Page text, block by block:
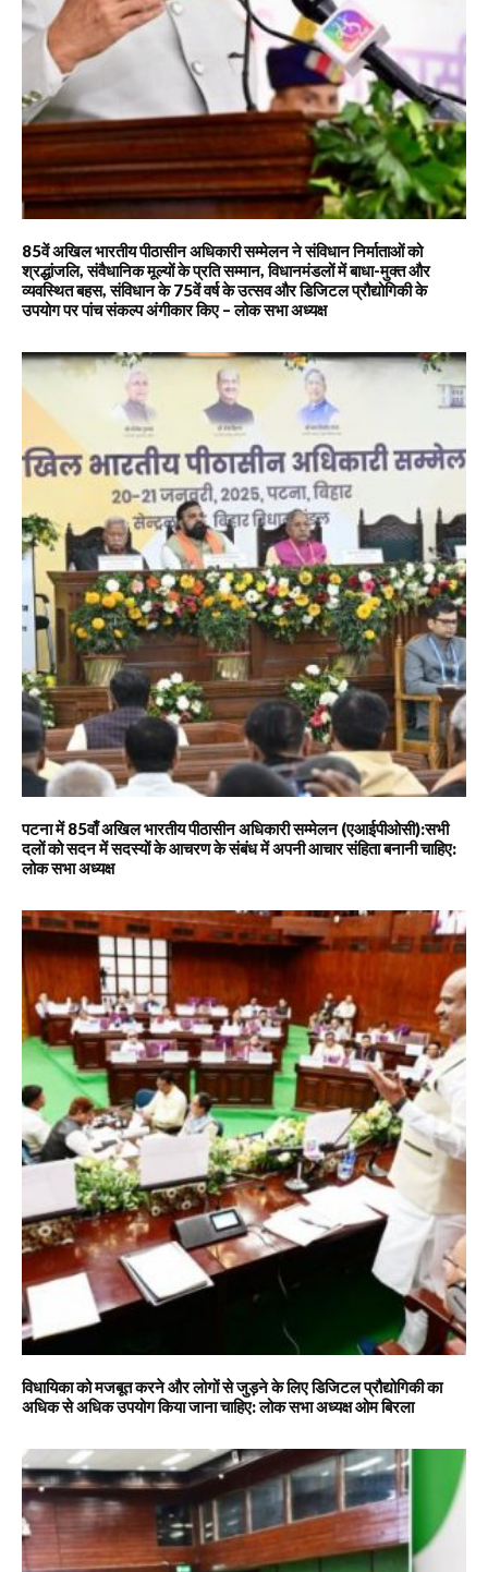
85वें अखिल भारतीय पीठासीन अधिकारी सम्मेलन ने संविधान निर्माताओं को
श्रद्धांजलि, संवैधानिक मूल्यों के प्रति सम्मान, विधानमंडलों में बाधा-मुक्त और
व्यवस्थित बहस, संविधान के 75वें वर्ष के उत्सव और डिजिटल प्रौद्योगिकी के
उपयोग पर पांच संकल्प अंगीकार किए – लोक सभा अध्यक्ष
पटना में 85वाँ अखिल भारतीय पीठासीन अधिकारी सम्मेलन (एआईपीओसी):सभी
दलों को सदन में सदस्यों के आचरण के संबंध में अपनी आचार संहिता बनानी चाहिए:
लोक सभा अध्यक्ष
विधायिका को मजबूत करने और लोगों से जुड़ने के लिए डिजिटल प्रौद्योगिकी का
अधिक से अधिक उपयोग किया जाना चाहिए: लोक सभा अध्यक्ष ओम बिरला